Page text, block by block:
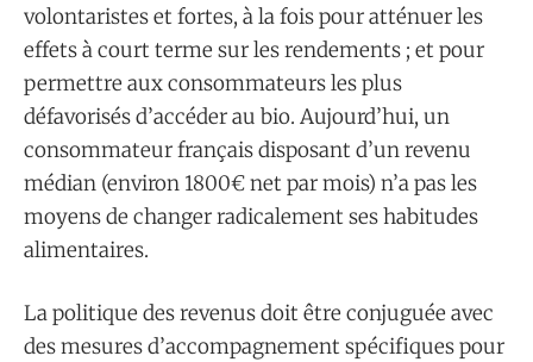
volontaristes et fortes, à la fois pour atténuer les
effets à court terme sur les rendements ; et pour
permettre aux consommateurs les plus
défavorisés d’accéder au bio. Aujourd’hui, un
consommateur français disposant d’un revenu
médian (environ 1800€ net par mois) n’a pas les
moyens de changer radicalement ses habitudes
alimentaires.
La politique des revenus doit être conjuguée avec
des mesures d’accompagnement spécifiques pour